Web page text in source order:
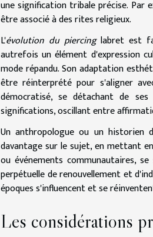
une signification tribale précise. Par
être associé à des rites religieux.
L'évolution du piercinglabret est
autrefois un élément d'expression
mode répandu. Son adaptation
être réinterprété pour s'aligner
démocratisé, se détachant de
significations, oscillant entre
Un anthropologue ou un historien
davantage sur le sujet, en mettant
ou événements communautaires,
perpétuelle de renouvellement et
époques s'influencent et se
Les considérations